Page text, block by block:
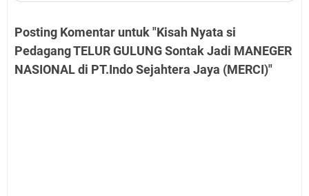
Posting Komentar untuk "Kisah Nyata si
Pedagang TELUR GULUNG Sontak Jadi MANEGER
NASIONAL di PT.Indo Sejahtera Jaya (MERCI)"